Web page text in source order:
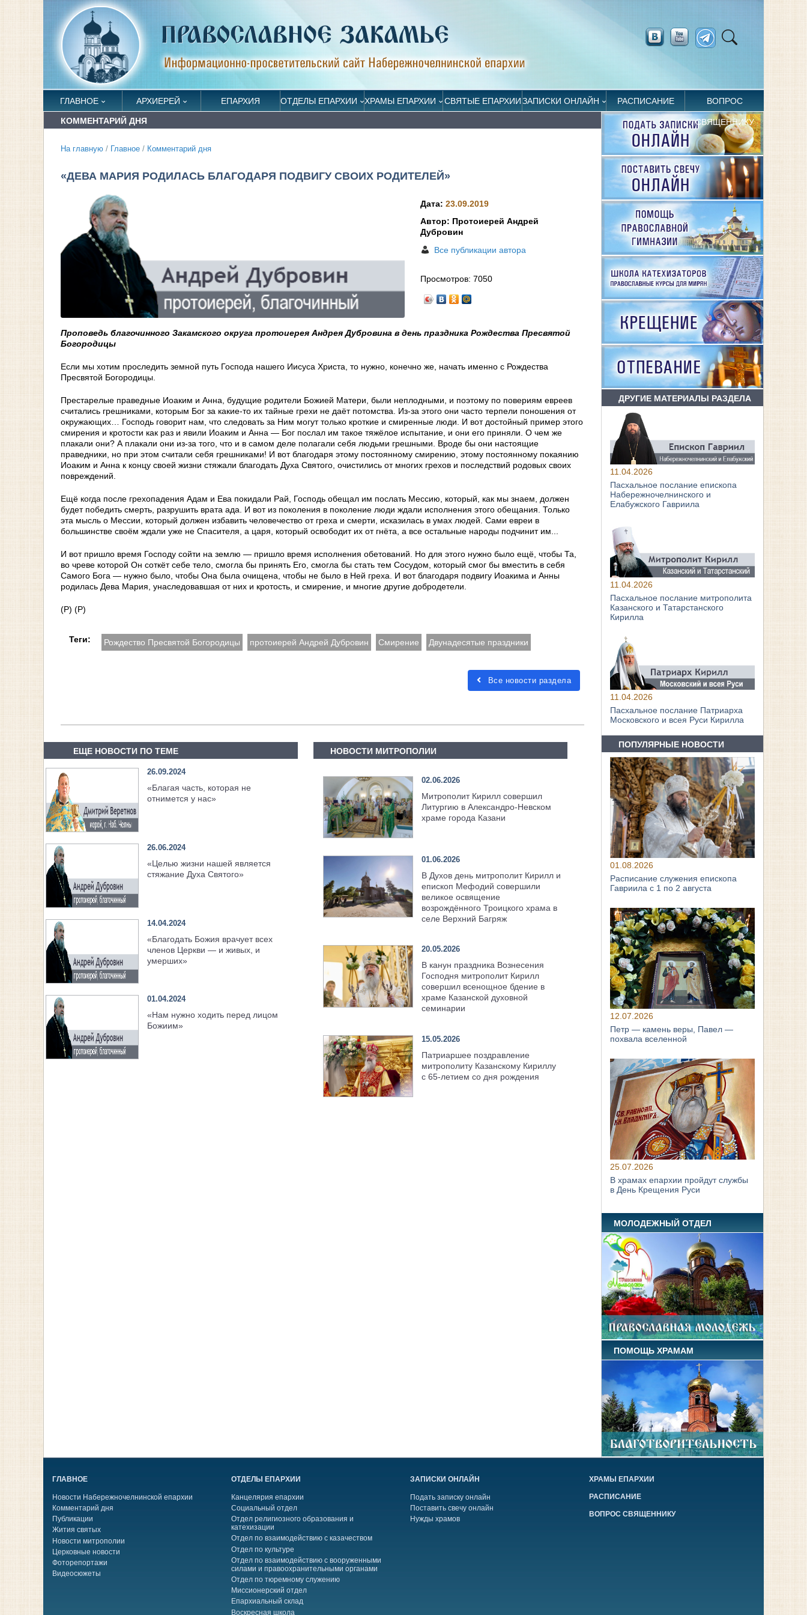
ГЛАВНОЕ АРХИЕРЕЙ ЕПАРХИЯ ОТДЕЛЫ ЕПАРХИИ ХРАМЫ ЕПАРХИИ СВЯТЫЕ ЕПАРХИИЗАПИСКИ ОНЛАЙН РАСПИСАНИЕ ВОПРОС
СВЯЩЕННИКУ
КОММЕНТАРИЙ ДНЯ
На главную / Главное / Комментарий дня
«ДЕВА МАРИЯ РОДИЛАСЬ БЛАГОДАРЯ ПОДВИГУ СВОИХ РОДИТЕЛЕЙ»
Дата:23.09.2019
Автор: Протоиерей Андрей
Дубровин
Все публикации автора
Просмотров:7050
Проповедь благочинного Закамского округа протоиерея Андрея Дубровина в день праздника Рождества Пресвятой
Богородицы
Если мы хотим проследить земной путь Господа нашего Иисуса Христа, то нужно, конечно же, начать именно с Рождества
Пресвятой Богородицы.
Престарелые праведные Иоаким и Анна, будущие родители Божией Матери, были неплодными, и поэтому по повериям евреев
считались грешниками, которым Бог за какие-то их тайные грехи не даёт потомства. Из-за этого они часто терпели поношения от
окружающих… Господь говорит нам, что следовать за Ним могут только кроткие и смиренные люди. И вот достойный пример этого
смирения и кротости как раз и явили Иоаким и Анна — Бог послал им такое тяжёлое испытание, и они его приняли. О чем же
плакали они? А плакали они из-за того, что и в самом деле полагали себя людьми грешными. Вроде бы они настоящие
праведники, но при этом считали себя грешниками! И вот благодаря этому постоянному смирению, этому постоянному покаянию
Иоаким и Анна к концу своей жизни стяжали благодать Духа Святого, очистились от многих грехов и последствий родовых своих
повреждений.
Ещё когда после грехопадения Адам и Ева покидали Рай, Господь обещал им послать Мессию, который, как мы знаем, должен
будет победить смерть, разрушить врата ада. И вот из поколения в поколение люди ждали исполнения этого обещания. Только
эта мысль о Мессии, который должен избавить человечество от греха и смерти, исказилась в умах людей. Сами евреи в
большинстве своём ждали уже не Спасителя, а царя, который освободит их от гнёта, а все остальные народы подчинит им...
И вот пришло время Господу сойти на землю — пришло время исполнения обетований. Но для этого нужно было ещё, чтобы Та,
во чреве которой Он соткёт себе тело, смогла бы принять Его, смогла бы стать тем Сосудом, который смог бы вместить в себя
Самого Бога — нужно было, чтобы Она была очищена, чтобы не было в Ней греха. И вот благодаря подвигу Иоакима и Анны
родилась Дева Мария, унаследовавшая от них и кротость, и смирение, и многие другие добродетели.
(Р) (Р)
Теги: Рождество Пресвятой Богородицы протоиерей Андрей Дубровин Смирение Двунадесятые праздники
Все новости раздела
ЕЩЕ НОВОСТИ ПО ТЕМЕ
26.09.2024
«Благая часть, которая не
отнимется у нас»
26.06.2024
«Целью жизни нашей является
стяжание Духа Святого»
14.04.2024
«Благодать Божия врачует всех
членов Церкви — и живых, и
умерших»
01.04.2024
«Нам нужно ходить перед лицом
Божиим»
НОВОСТИ МИТРОПОЛИИ
02.06.2026
Митрополит Кирилл совершил
Литургию в Александро-Невском
храме города Казани
01.06.2026
В Духов день митрополит Кирилл и
епископ Мефодий совершили
великое освящение
возрождённого Троицкого храма в
селе Верхний Багряж
20.05.2026
В канун праздника Вознесения
Господня митрополит Кирилл
совершил всенощное бдение в
храме Казанской духовной
семинарии
15.05.2026
Патриаршее поздравление
митрополиту Казанскому Кириллу
с 65-летием со дня рождения
ДРУГИЕ МАТЕРИАЛЫ РАЗДЕЛА
11.04.2026
Пасхальное послание епископа
Набережночелнинского и
Елабужского Гавриила
11.04.2026
Пасхальное послание митрополита
Казанского и Татарстанского
Кирилла
11.04.2026
Пасхальное послание Патриарха
Московского и всея Руси Кирилла
ПОПУЛЯРНЫЕ НОВОСТИ
01.08.2026
Расписание служения епископа
Гавриила с 1 по 2 августа
12.07.2026
Петр — камень веры, Павел —
похвала вселенной
25.07.2026
В храмах епархии пройдут службы
в День Крещения Руси
МОЛОДЕЖНЫЙ ОТДЕЛ
ПОМОЩЬ ХРАМАМ
ГЛАВНОЕ
Новости Набережночелнинской епархии
Комментарий дня
Публикации
Жития святых
Новости митрополии
Церковные новости
Фоторепортажи
Видеосюжеты
ОТДЕЛЫ ЕПАРХИИ
Канцелярия епархии
Социальный отдел
Отдел религиозного образования и
катехизации
Отдел по взаимодействию с казачеством
Отдел по культуре
Отдел по взаимодействию с вооруженными
силами и правоохранительными органами
Отдел по тюремному служению
Миссионерский отдел
Епархиальный склад
Воскресная школа
ЗАПИСКИ ОНЛАЙН
Подать записку онлайн
Поставить свечу онлайн
Нужды храмов
ХРАМЫ ЕПАРХИИ
РАСПИСАНИЕ
ВОПРОС СВЯЩЕННИКУ